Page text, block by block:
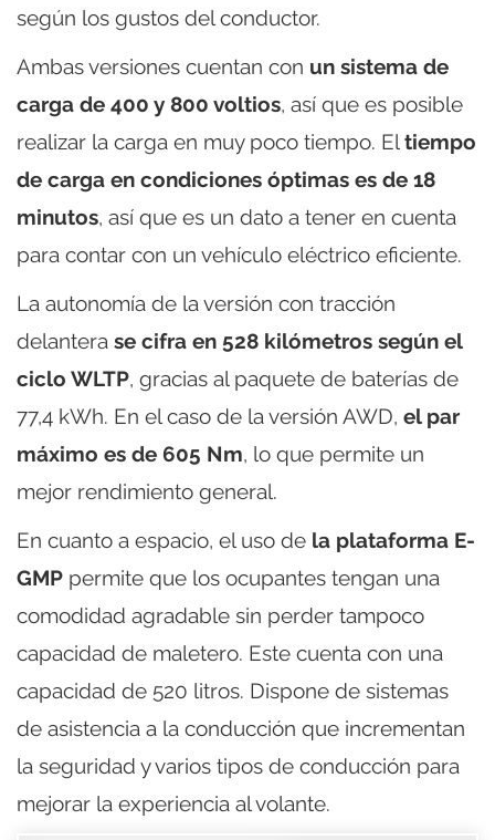
según los gustos del conductor.
Ambas versiones cuentan con un sistema de
carga de 400 y 800 voltios, así que es posible
realizar la carga en muy poco tiempo. Eltiempo
de carga en condiciones óptimas es de 18
minutos, así que es un dato a tener en cuenta
para contar con un vehículo eléctrico eficiente.
La autonomía de la versión con tracción
delantera se cifra en 528 kilómetros según el
ciclo WLTP, gracias al paquete de baterías de
77,4 kWh. En el caso de la versión AWD, el par
máximo es de 605 Nm, lo que permite un
mejor rendimiento general.
En cuanto a espacio, el uso de la plataforma E-
GMP permite que los ocupantes tengan una
comodidad agradable sin perder tampoco
capacidad de maletero. Este cuenta con una
capacidad de 520 litros. Dispone de sistemas
de asistencia a la conducción que incrementan
la seguridad y varios tipos de conducción para
mejorar la experiencia al volante.